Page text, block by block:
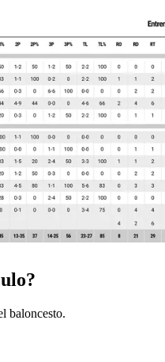
baloncesto.